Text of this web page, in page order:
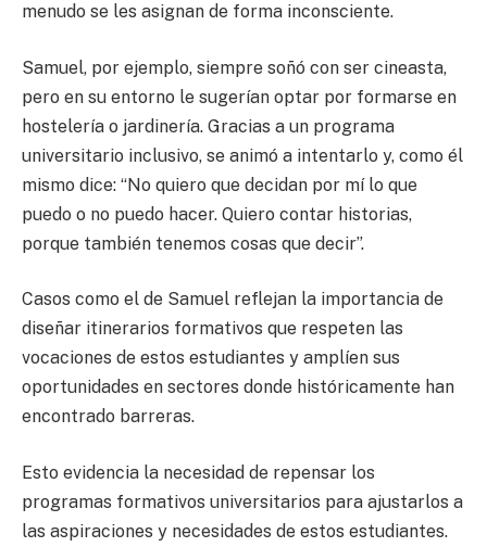
menudo se les asignan de forma inconsciente.
Samuel, por ejemplo, siempre soñó con ser cineasta,
pero en su entorno le sugerían optar por formarse en
hostelería o jardinería. Gracias a un programa
universitario inclusivo, se animó a intentarlo y, como él
mismo dice: “No quiero que decidan por mí lo que
puedo o no puedo hacer. Quiero contar historias,
porque también tenemos cosas que decir”.
Casos como el de Samuel reflejan la importancia de
diseñar itinerarios formativos que respeten las
vocaciones de estos estudiantes y amplíen sus
oportunidades en sectores donde históricamente han
encontrado barreras.
Esto evidencia la necesidad de repensar los
programas formativos universitarios para ajustarlos a
las aspiraciones y necesidades de estos estudiantes.